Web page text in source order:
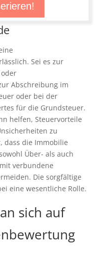
Sei es zur
Abschreibung im
oder bei der
für die Grundsteuer.
helfen, Steuervorteile
zu
dass die Immobilie
Über- als auch
verbundene
Die sorgfältige
eine wesentliche Rolle.
sich auf